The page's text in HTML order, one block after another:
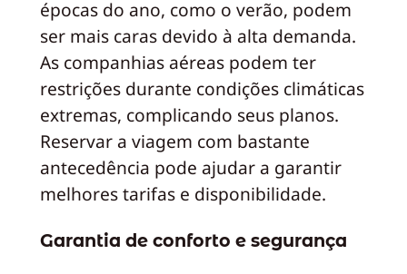
épocas do ano, como o verão, podem
ser mais caras devido à alta demanda.
As companhias aéreas podem ter
restrições durante condições climáticas
extremas, complicando seus planos.
Reservar a viagem com bastante
antecedência pode ajudar a garantir
melhores tarifas e disponibilidade.
Garantia de conforto e segurança